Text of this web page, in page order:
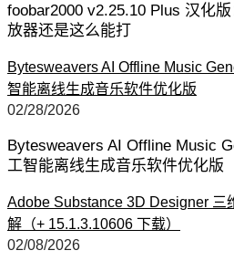
foobar2000 v2.25.10 Plus 汉化
放器还是这么能打
Bytesweavers AI Offline Music
智能离线生成音乐软件优化版
02/28/2026
Bytesweavers AI Offline Music
工智能离线生成音乐软件优化版
Adobe Substance 3D Designer 三
解（+ 15.1.3.10606 下载）
02/08/2026